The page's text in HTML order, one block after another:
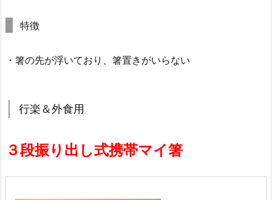
特徴
・箸の先が浮いており、箸置きがいらない
行楽＆外食用
３段振り出し式携帯マイ箸